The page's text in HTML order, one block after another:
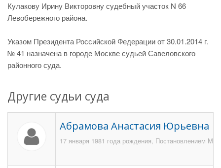
Кулакову Ирину Викторовну судебный участок N 66
Левобережного района.
Указом Президента Российской Федерации от 30.01.2014 г.
№ 41 назначена в городе Москве судьей Савеловского
районного суда.
Другие судьи суда
Абрамова Анастасия Юрьевна
17 января 1981 года рождения, Постановлением